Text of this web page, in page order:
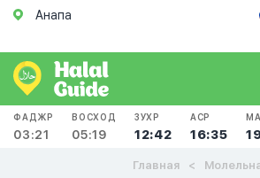
Анапа
ФАДЖР
03:21
ВОСХОД
05:19
ЗУХР
12:42
АСР
16:35
Главная